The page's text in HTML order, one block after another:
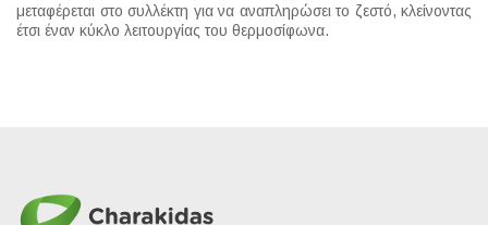
μεταφέρεται στο συλλέκτη για να αναπληρώσει το ζεστό, κλείνοντας
έτσι έναν κύκλο λειτουργίας του θερμοσίφωνα.